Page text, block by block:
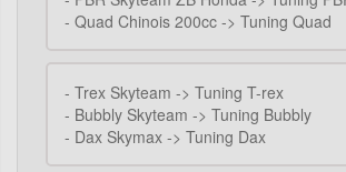
- Quad Chinois 200cc -> Tuning Quad
- Trex Skyteam -> Tuning T-rex
- Bubbly Skyteam -> Tuning Bubbly
- Dax Skymax -> Tuning Dax